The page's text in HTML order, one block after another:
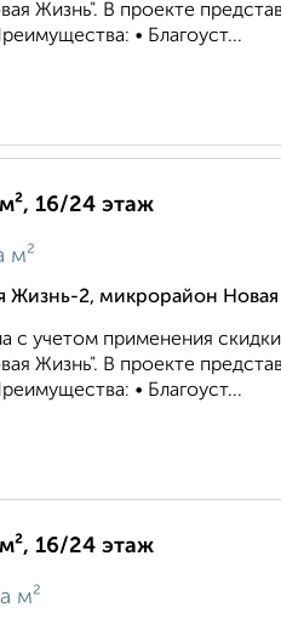
Жизнь". В проекте
• Благоуст...
16/24 этаж
м²
Жизнь-2, микрорайон
c учeтoм применeния
Жизнь". В проекте
• Благоуст...
16/24 этаж
м²